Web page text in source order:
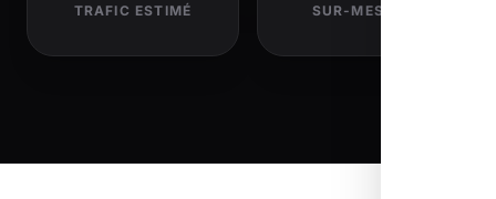
TRAFIC ESTIMÉ SUR-MESURE